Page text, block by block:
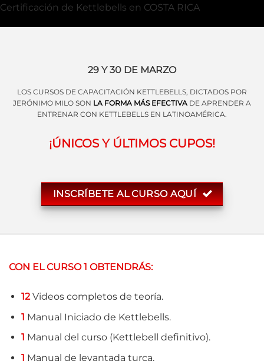
Certificación de Kettlebells en COSTA RICA
29 Y 30 DE MARZO
LOS CURSOS DE CAPACITACIÓN KETTLEBELLS, DICTADOS POR
JERÓNIMO MILO SON LA FORMA MÁS EFECTIVA DE APRENDER A
ENTRENAR CON KETTLEBELLS EN LATINOAMÉRICA.
¡ÚNICOS Y ÚLTIMOS CUPOS!
INSCRÍBETE AL CURSO AQUÍ
CON ELCURSO 1 OBTENDRÁS:
12Videos completos de teoría.
1 Manual Iniciado de Kettlebells.
1 Manual del curso (Kettlebell definitivo).
1 Manual de levantada turca.